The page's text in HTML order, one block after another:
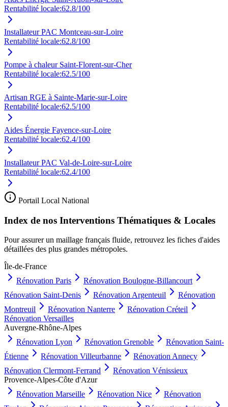
Rentabilité locale:62.8/100
Installateur PAC Montceau-sur-Loire
Rentabilité locale:62.8/100
Pompe à chaleur Saint-Florent-sur-Cher
Rentabilité locale:62.5/100
Artisan RGE à Sainte-Marie-sur-Loire
Rentabilité locale:62.5/100
Aides Énergie Fayence-sur-Loire
Rentabilité locale:62.4/100
Installateur PAC Val-de-Loire-sur-Loire
Rentabilité locale:62.4/100
Portail Local National
Index de nos Interventions Thématiques & Locales
Pour assurer un maillage français fluide, retrouvez les fiches d'aides
détaillées des plus grandes métropoles.
Île-de-France
Rénovation Paris Rénovation Boulogne-Billancourt
Rénovation Saint-Denis Rénovation Argenteuil
Rénovation
Montreuil
Rénovation Nanterre Rénovation Créteil
Rénovation Versailles
Auvergne-Rhône-Alpes
Rénovation Lyon Rénovation Grenoble Rénovation Saint-
Étienne
Rénovation Villeurbanne Rénovation Annecy
Rénovation Clermont-Ferrand Rénovation Vénissieux
Provence-Alpes-Côte d'Azur
Rénovation Marseille Rénovation Nice
Rénovation